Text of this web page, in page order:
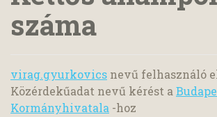
száma
virag.gyurkovics nevű felhasználó
Közérdekűadat nevű kérést a
Kormányhivatala -hoz